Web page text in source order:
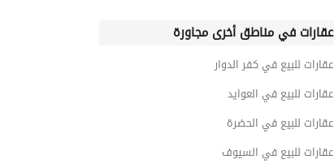
عقارات في مناطق أخرى مجاورة
عقارات للبيع في كفر الدوار
عقارات للبيع في العوايد
عقارات للبيع في الحضرة
عقارات للبيع في السيوف